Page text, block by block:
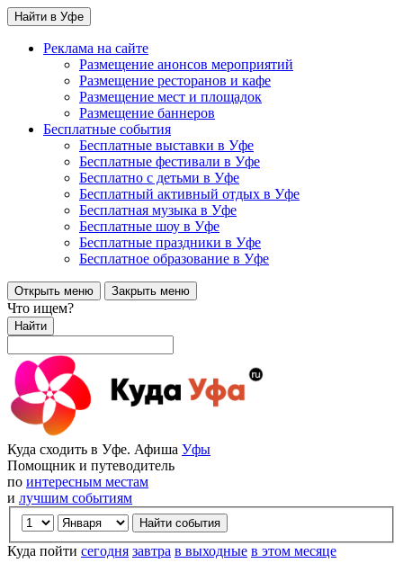
Найти в Уфе
Реклама на сайте
Размещение анонсов мероприятий
Размещение ресторанов и кафе
Размещение мест и площадок
Размещение баннеров
Бесплатные события
Бесплатные выставки в Уфе
Бесплатные фестивали в Уфе
Бесплатно с детьми в Уфе
Бесплатный активный отдых в Уфе
Бесплатная музыка в Уфе
Бесплатные шоу в Уфе
Бесплатные праздники в Уфе
Бесплатное образование в Уфе
Открыть меню Закрыть меню
Что ищем?
Найти
Куда сходить в Уфе. Афиша Уфы
Помощник и путеводитель
по интересным местам
и лучшим событиям
Куда пойти сегодня завтра в выходные в этом месяце